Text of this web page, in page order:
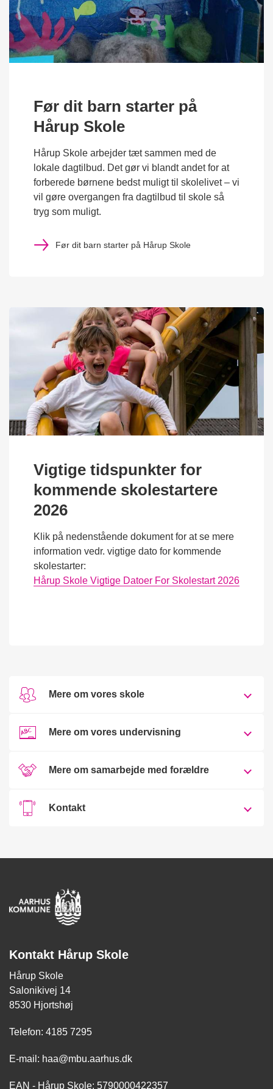
Før dit barn starter på
Hårup Skole
Hårup Skole arbejder tæt sammen med de
lokale dagtilbud. Det gør vi blandt andet for at
forberede børnene bedst muligt til skolelivet – vi
vil gøre overgangen fra dagtilbud til skole så
tryg som muligt.
Før dit barn starter på Hårup Skole
Vigtige tidspunkter for
kommende skolestartere
2026
Klik på nedenstående dokument for at se mere
information vedr. vigtige dato for kommende
skolestarter:
Hårup Skole Vigtige Datoer For Skolestart 2026
Mere om vores skole
Mere om vores undervisning
Mere om samarbejde med forældre
Kontakt
Kontakt Hårup Skole
Hårup Skole
Salonikivej 14
8530 Hjortshøj
Telefon: 4185 7295
E-mail: haa@mbu.aarhus.dk
EAN - Hårup Skole: 5790000422357